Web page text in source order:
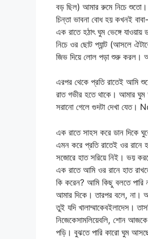
বড় ছিল) আমার রুমে নিচে শুতো।
চিন্তা ভাবনা বোধ হয় কখনই
এক রাতে হঠাৎ ঘুম ভেঙ্গে
নিচে ওর ছোট প্যান্ট (আসলে
জিভ দিয়ে লোল পড়া শুরু করল।
এরপর থেকে প্রতি রাতেই আমি
রাত গভীর হতে থাকে। আমার ঘুম
সরানো গেলে গুদটা দেখা
এক রাতে সাহস করে ডান দিকে
এমন করে প্রতি রাতেই ওর রানে
সজোরে হাত সরিয়ে নিই। ভয়
এক রাতে আমি ওর রানে হাত
কি করেন? আমি কিছু বলতে পারি
আমার দিকে। তারপর বলে,
তুই যদি খালাম্মাকেবইলাদেস।
নিজেকেসামলিয়েবলি, শোন
পড়ি। বুঝতে পারি কারো ঘুম